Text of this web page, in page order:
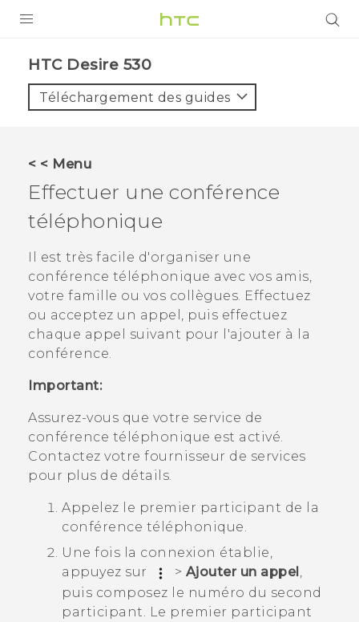
VIVE
VIVERSE
SUPPORT
Appareils HTC & Accessoires
Achat & Règlement Questions
HTC Desire 530‎
Téléchargement des guides
< < Menu
Effectuer une conférence
téléphonique
Il est très facile d'organiser une
conférence téléphonique avec vos amis,
votre famille ou vos collègues. Effectuez
ou acceptez un appel, puis effectuez
chaque appel suivant pour l'ajouter à la
conférence.
Important:
Assurez-vous que votre service de
conférence téléphonique est activé.
Contactez votre fournisseur de services
pour plus de détails.
Appelez le premier participant de la
conférence téléphonique.
Une fois la connexion établie,
appuyez sur
> Ajouter un appel ,
puis composez le numéro du second
participant. Le premier participant